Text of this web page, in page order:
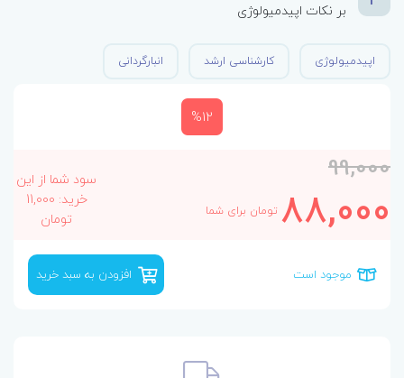
بر نکات اپیدمیولوژی
اپیدمیولوژی کارشناسی ارشد انبارگردانی
%12
99,000
88,000تومان برای شما
سود شما از این
خرید: 11,000
تومان
موجود است افزودن به سبد خرید